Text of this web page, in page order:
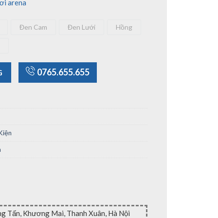
arena
Đen CamĐen Cam Đen LướiĐen Lưới Hồng
Hồng
số lượng0765.655.655
Tấn, Khương Mai, Thanh Xuân, Hà Nội